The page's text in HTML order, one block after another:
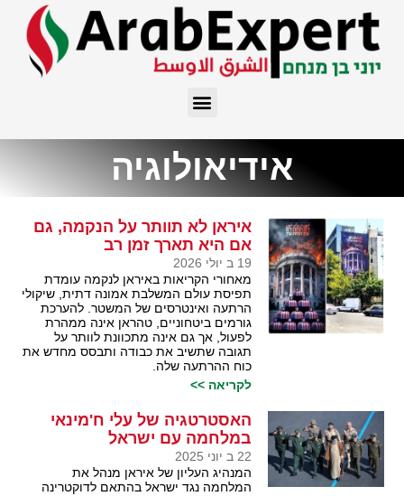
אידיאולוגיה
איראן לא תוותר על הנקמה, גם
אם היא תארך זמן רב
19 ב יולי 2026
מאחורי הקריאות באיראן לנקמה עומדת
תפיסת עולם המשלבת אמונה דתית, שיקולי
הרתעה ואינטרסים של המשטר. להערכת
גורמים ביטחוניים, טהראן אינה ממהרת
לפעול, אך גם אינה מתכוונת לוותר על
תגובה שתשיב את כבודה ותבסס מחדש את
כוח ההרתעה שלה.
לקריאה >>
האסטרטגיה של עלי ח'מינאי
במלחמה עם ישראל
22 ב יוני 2025
המנהיג העליון של איראן מנהל את
המלחמה נגד ישראל בהתאם לדוקטרינה